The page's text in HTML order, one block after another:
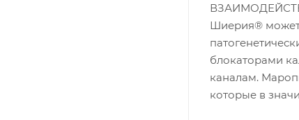
Шиерия® может
блокаторами
каналам.
которые в